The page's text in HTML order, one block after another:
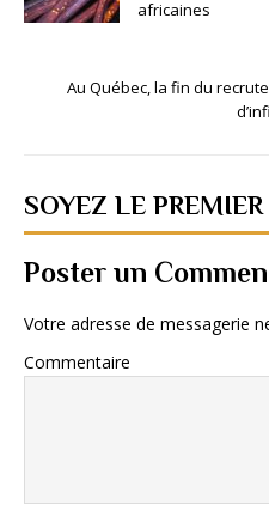
africaines
Au Québec, la fin du
SOYEZ LE
Poster un
Votre adresse de messagerie
Commentaire